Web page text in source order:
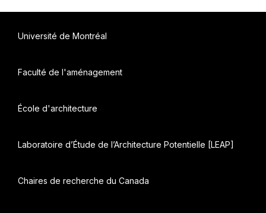
Université de Montréal
Faculté de l'aménagement
École d'architecture
Laboratoire d’Étude de l’Architecture Potentielle [LEAP]
Chaires de recherche du Canada